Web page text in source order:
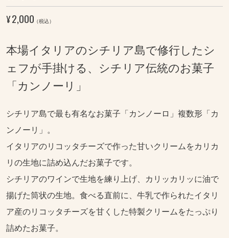
¥2,000 （税込）
本場イタリアのシチリア島で修行したシ
ェフが手掛ける、シチリア伝統のお菓子
「カンノーリ」
シチリア島で最も有名なお菓子「カンノーロ」複数形「カ
ンノーリ」。
イタリアのリコッタチーズで作った甘いクリームをカリカ
リの生地に詰め込んだお菓子です。
シチリアのワインで生地を練り上げ、カリッカリッに油で
揚げた筒状の生地。食べる直前に、牛乳で作られたイタリ
ア産のリコッタチーズを甘くした特製クリームをたっぷり
詰めたお菓子。